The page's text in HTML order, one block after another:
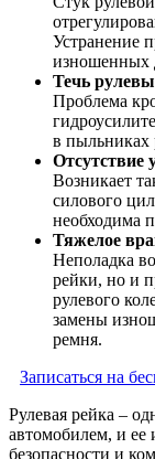
Устранение
изношенных
Течь
Проблема
в пыльниках
Отсутствие
Возникает
силового
необходима
Тяжелое
Неполадка
рейки, но и
рулевого
замены
ремня.
Записаться на
Рулевая рейка –
автомобилем, и ее
безопасности и